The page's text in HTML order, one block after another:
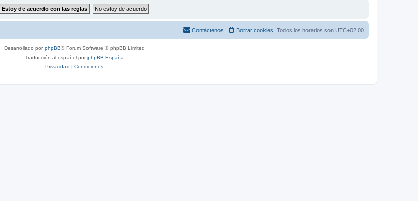
Todos los horarios son UTC+02:00
Borrar cookies
Contáctenos
Desarrollado porphpBB® Forum Software © phpBB Limited
Traducción al español porphpBB España
Privacidad | Condiciones